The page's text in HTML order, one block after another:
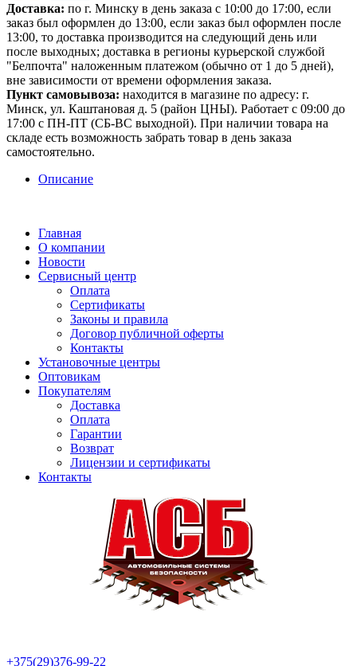
Доставка: по г. Минску в день заказа с 10:00 до 17:00, если
заказ был оформлен до 13:00, если заказ был оформлен после
13:00, то доставка производится на следующий день или
после выходных; доставка в регионы курьерской службой
"Белпочта" наложенным платежом (обычно от 1 до 5 дней),
вне зависимости от времени оформления заказа.
Пункт самовывоза: находится в магазине по адресу: г.
Минск, ул. Каштановая д. 5 (район ЦНЫ). Работает с 09:00 до
17:00 с ПН-ПТ (СБ-ВС выходной). При наличии товара на
складе есть возможность забрать товар в день заказа
самостоятельно.
Описание
Главная
О компании
Новости
Сервисный центр
Оплата
Сертификаты
Законы и правила
Договор публичной оферты
Контакты
Установочные центры
Оптовикам
Покупателям
Доставка
Оплата
Гарантии
Возврат
Лицензии и сертификаты
Контакты
+375(29)376-99-22